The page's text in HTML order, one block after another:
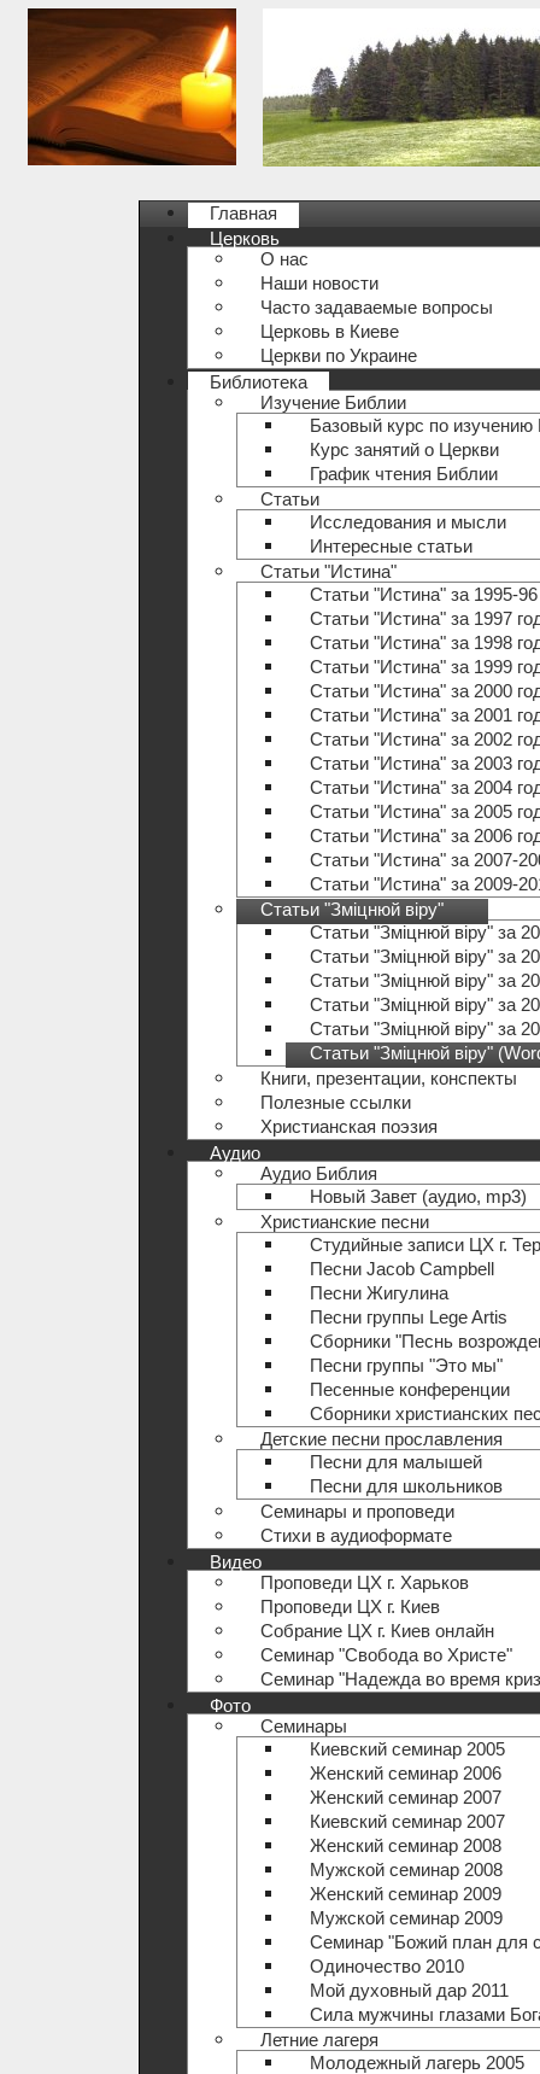
Главная
Церковь
О нас
Наши новости
Часто задаваемые вопросы
Церковь в Киеве
Церкви по Украине
Библиотека
Изучение Библии
Базовый курс по изучению
Курс занятий о Церкви
График чтения Библии
Статьи
Исследования и мысли
Интересные статьи
Статьи "Истина"
Статьи "Истина" за 1995-
Статьи "Истина" за 1997
Статьи "Истина" за 1998
Статьи "Истина" за 1999
Статьи "Истина" за 2000
Статьи "Истина" за 2001
Статьи "Истина" за 2002
Статьи "Истина" за 2003
Статьи "Истина" за 2004
Статьи "Истина" за 2005
Статьи "Истина" за 2006
Статьи "Истина" за 2007-
Статьи "Истина" за 2009-
Статьи "Зміцнюй віру"
Статьи "Зміцнюй віру" за
Статьи "Зміцнюй віру" за
Статьи "Зміцнюй віру" за
Статьи "Зміцнюй віру" за
Статьи "Зміцнюй віру" за
Статьи "Зміцнюй віру"
Книги, презентации, конспекты
Полезные ccылки
Христианская поэзия
Аудио
Аудио Библия
Новый Завет (аудио, mp3)
Христианские песни
Студийные записи ЦХ г.
Песни Jacob Campbell
Песни Жигулина
Песни группы Lege Artis
Сборники "Песнь
Песни группы "Это мы"
Песенные конференции
Сборники христианских
Детские песни прославления
Песни для малышей
Песни для школьников
Семинары и проповеди
Стихи в аудиоформате
Видео
Проповеди ЦХ г. Харьков
Проповеди ЦХ г. Киев
Собрание ЦХ г. Киев онлайн
Семинар "Свобода во Христе"
Семинар "Надежда во время
Фото
Семинары
Киевский семинар 2005
Женский семинар 2006
Женский семинар 2007
Киевский семинар 2007
Женский семинар 2008
Мужской семинар 2008
Женский семинар 2009
Мужской семинар 2009
Семинар "Божий план для
Одиночество 2010
Мой духовный дар 2011
Сила мужчины глазами
Летние лагеря
Молодежный лагерь 2005